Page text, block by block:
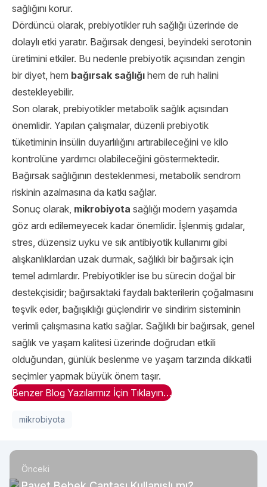
sağlığını korur.
Dördüncü olarak, prebiyotikler ruh sağlığı üzerinde de
dolaylı etki yaratır. Bağırsak dengesi, beyindeki serotonin
üretimini etkiler. Bu nedenle prebiyotik açısından zengin
bir diyet, hem bağırsak sağlığı hem de ruh halini
destekleyebilir.
Son olarak, prebiyotikler metabolik sağlık açısından
önemlidir. Yapılan çalışmalar, düzenli prebiyotik
tüketiminin insülin duyarlılığını artırabileceğini ve kilo
kontrolüne yardımcı olabileceğini göstermektedir.
Bağırsak sağlığının desteklenmesi, metabolik sendrom
riskinin azalmasına da katkı sağlar.
Sonuç olarak, mikrobiyota sağlığı modern yaşamda
göz ardı edilemeyecek kadar önemlidir. İşlenmiş gıdalar,
stres, düzensiz uyku ve sık antibiyotik kullanımı gibi
alışkanlıklardan uzak durmak, sağlıklı bir bağırsak için
temel adımlardır. Prebiyotikler ise bu sürecin doğal bir
destekçisidir; bağırsaktaki faydalı bakterilerin çoğalmasını
teşvik eder, bağışıklığı güçlendirir ve sindirim sisteminin
verimli çalışmasına katkı sağlar. Sağlıklı bir bağırsak, genel
sağlık ve yaşam kalitesi üzerinde doğrudan etkili
olduğundan, günlük beslenme ve yaşam tarzında dikkatli
seçimler yapmak büyük önem taşır.
Benzer Blog Yazılarmız İçin Tıklayın…
mikrobiyota
Önceki